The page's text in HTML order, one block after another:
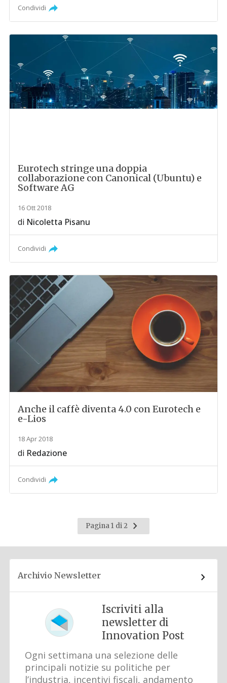
Condividi
Eurotech stringe una doppia
collaborazione con Canonical (Ubuntu) e
Software AG
16 Ott 2018
di Nicoletta Pisanu
Condividi
Anche il caffè diventa 4.0 con Eurotech e
e-Lios
18 Apr 2018
di Redazione
Condividi
Pagina 1 di 2
Pagina
successiva
Archivio Newsletter
Iscriviti alla
newsletter di
Innovation Post
Ogni settimana una selezione delle
principali notizie su politiche per
l’industria, incentivi fiscali, andamento